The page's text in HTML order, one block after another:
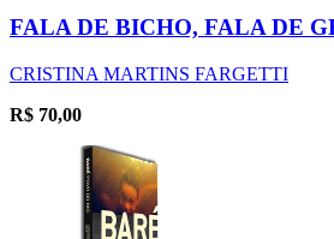
FALA DE BICHO, FALA DE
CRISTINA MARTINS FARGETTI
R$ 70,00